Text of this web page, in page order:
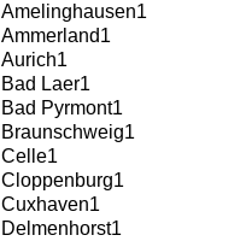
Amelinghausen1
Ammerland1
Aurich1
Bad Laer1
Bad Pyrmont1
Braunschweig1
Celle1
Cloppenburg1
Cuxhaven1
Delmenhorst1